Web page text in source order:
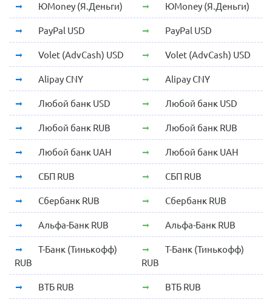
ЮMoney (Я.Деньги) ЮMoney (Я.Деньги)
PayPal USD PayPal USD
Volet (AdvCash) USD Volet (AdvCash) USD
Alipay CNY Alipay CNY
Любой банк USD Любой банк USD
Любой банк RUB Любой банк RUB
Любой банк UAH Любой банк UAH
СБП RUB СБП RUB
Сбербанк RUB Сбербанк RUB
Альфа-Банк RUB Альфа-Банк RUB
Т-Банк (Тинькофф)
RUB
Т-Банк (Тинькофф)
RUB
ВТБ RUB ВТБ RUB